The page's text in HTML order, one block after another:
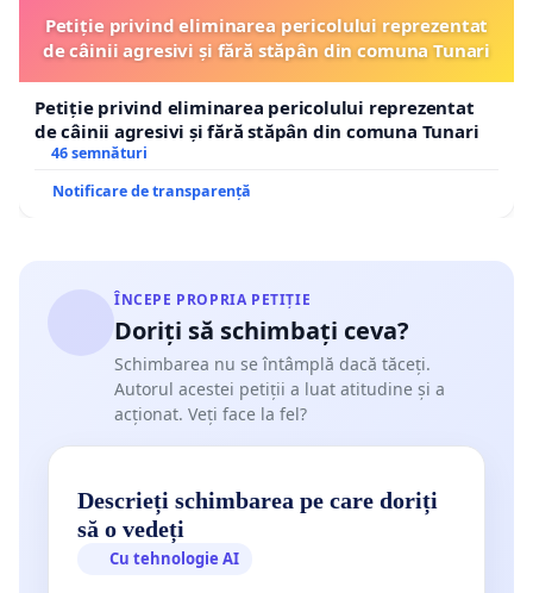
Petiție privind eliminarea pericolului reprezentat
de câinii agresivi și fără stăpân din comuna Tunari
Petiție privind eliminarea pericolului reprezentat
de câinii agresivi și fără stăpân din comuna Tunari
46 semnături
Notificare de transparență
ÎNCEPE PROPRIA PETIȚIE
Doriți să schimbați ceva?
Schimbarea nu se întâmplă dacă tăceți.
Autorul acestei petiții a luat atitudine și a
acționat. Veți face la fel?
Descrieți schimbarea pe care doriți
să o vedeți
Cu tehnologie AI